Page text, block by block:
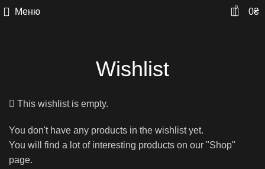
Меню 0 0₴
Wishlist
This wishlist is empty.
You don't have any products in the wishlist yet.
You will find a lot of interesting products on our "Shop"
page.